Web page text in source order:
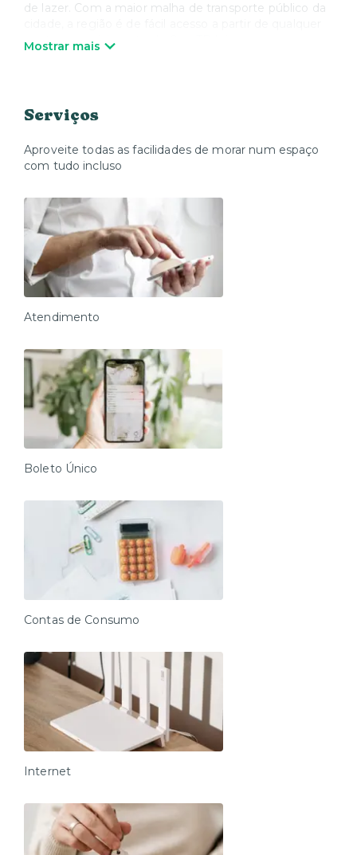
de lazer. Com a maior malha de transporte público da
ponto, especialmente do CasaTB Ipiranga, a apenas
com praticidade e conforto.
Mostrar mais
Serviços
Aproveite todas as facilidades de morar num espaço
com tudo incluso
Atendimento
Boleto Único
Contas de Consumo
Internet